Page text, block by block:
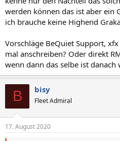
werden können das ist aber ein
ich brauche keine Highend
Vorschläge BeQuiet Support,
mal anschreiben? Oder direkt
wenn dann das selbe ist danach
B bisy
Fleet Admiral
17. August 2020